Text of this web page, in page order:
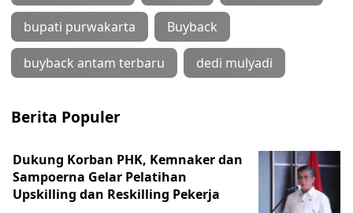
bupati purwakarta Buyback
buyback antam terbaru dedi mulyadi
Berita Populer
Dukung Korban PHK, Kemnaker dan
Sampoerna Gelar Pelatihan
Upskilling dan Reskilling Pekerja